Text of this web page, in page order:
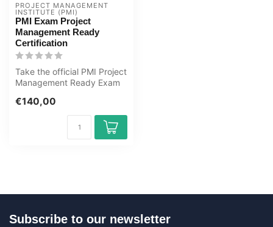
PROJECT MANAGEMENT
INSTITUTE (PMI)
PMI Exam Project
Management Ready
Certification
Take the official PMI Project
Management Ready Exam
Certip...
€140,00
Subscribe to our newsletter